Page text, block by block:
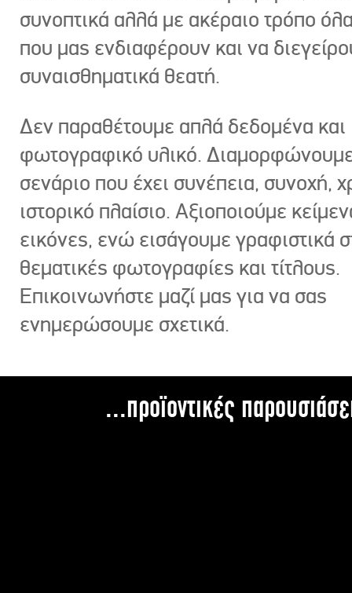
συνοπτικά αλλά με ακέραιο τρόπο
που μας ενδιαφέρουν και να
συναισθηματικά θεατή.
Δεν παραθέτουμε απλά δεδομένα και
φωτογραφικό υλικό.
σενάριο που έχει συνέπεια, συνοχή,
ιστορικό πλαίσιο. Αξιοποιούμε
εικόνες, ενώ εισάγουμε γραφιστικά
θεματικές φωτογραφίες και τίτλους.
Επικοινωνήστε μαζί μας για να σας
ενημερώσουμε σχετικά.
...προϊοντικές